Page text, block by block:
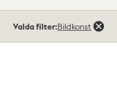
träffar
Valda filter:Bildkonst